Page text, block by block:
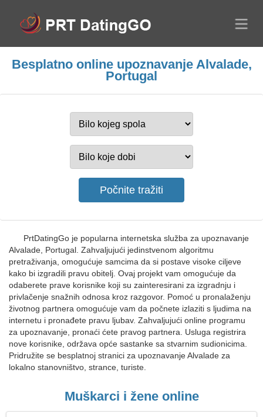
Besplatno online upoznavanje Alvalade,
Portugal
PrtDatingGo je popularna internetska služba za upoznavanje
Alvalade, Portugal. Zahvaljujući jedinstvenom algoritmu
pretraživanja, omogućuje samcima da si postave visoke ciljeve
kako bi izgradili pravu obitelj. Ovaj projekt vam omogućuje da
odaberete prave korisnike koji su zainteresirani za izgradnju i
privlačenje snažnih odnosa kroz razgovor. Pomoć u pronalaženju
životnog partnera omogućuje vam da počnete izlaziti s ljudima na
internetu i pronađete pravu ljubav. Zahvaljujući online programu
za upoznavanje, pronaći ćete pravog partnera. Usluga registrira
nove korisnike, održava opće sastanke sa stvarnim sudionicima.
Pridružite se besplatnoj stranici za upoznavanje Alvalade za
lokalno stanovništvo, strance, turiste.
Muškarci i žene online